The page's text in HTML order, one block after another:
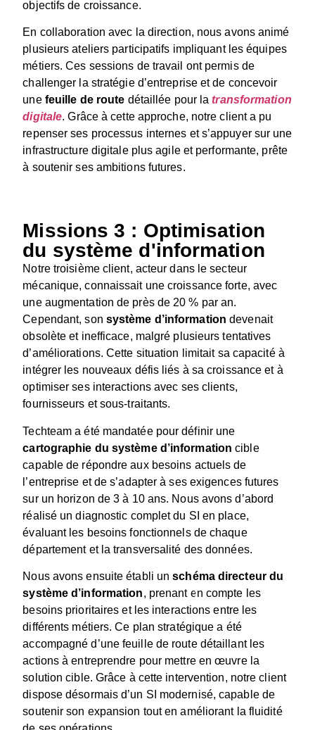
objectifs de croissance.
En collaboration avec la direction, nous avons animé
plusieurs ateliers participatifs impliquant les équipes
métiers. Ces sessions de travail ont permis de
challenger la stratégie d’entreprise et de concevoir
une feuille de route détaillée pour latransformation
digitale. Grâce à cette approche, notre client a pu
repenser ses processus internes et s’appuyer sur une
infrastructure digitale plus agile et performante, prête
à soutenir ses ambitions futures.
Missions 3 : Optimisation
du système d'information
Notre troisième client, acteur dans le secteur
mécanique, connaissait une croissance forte, avec
une augmentation de près de 20 % par an.
Cependant, son système d’information devenait
obsolète et inefficace, malgré plusieurs tentatives
d’améliorations. Cette situation limitait sa capacité à
intégrer les nouveaux défis liés à sa croissance et à
optimiser ses interactions avec ses clients,
fournisseurs et sous-traitants.
Techteam a été mandatée pour définir une
cartographie du système d’information cible
capable de répondre aux besoins actuels de
l’entreprise et de s’adapter à ses exigences futures
sur un horizon de 3 à 10 ans. Nous avons d’abord
réalisé un diagnostic complet du SI en place,
évaluant les besoins fonctionnels de chaque
département et la transversalité des données.
Nous avons ensuite établi unschéma directeur du
système d’information, prenant en compte les
besoins prioritaires et les interactions entre les
différents métiers. Ce plan stratégique a été
accompagné d’une feuille de route détaillant les
actions à entreprendre pour mettre en œuvre la
solution cible. Grâce à cette intervention, notre client
dispose désormais d’un SI modernisé, capable de
soutenir son expansion tout en améliorant la fluidité